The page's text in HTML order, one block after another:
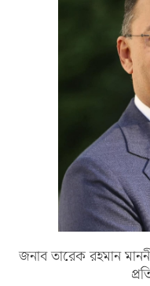
জনাব তারেক রহমান